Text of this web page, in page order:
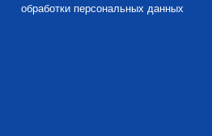
обработки персональных данных